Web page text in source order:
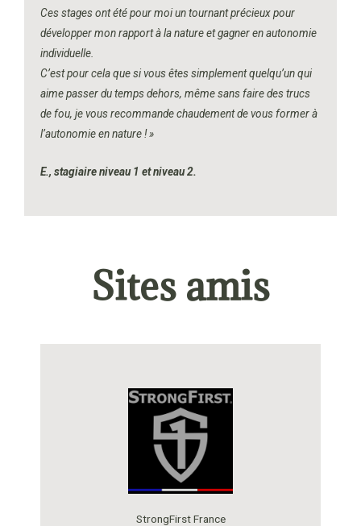
Ces stages ont été pour moi un tournant précieux pour
développer mon rapport à la nature et gagner en autonomie
individuelle.
C’est pour cela que si vous êtes simplement quelqu’un qui
aime passer du temps dehors, même sans faire des trucs
de fou, je vous recommande chaudement de vous former à
l’autonomie en nature ! »
E., stagiaire niveau 1 etniveau 2.
Sites amis
StrongFirst France